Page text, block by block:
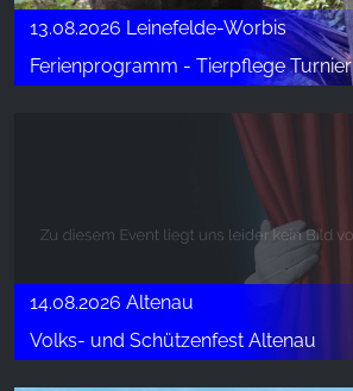
13.08.2026 Leinefelde-Worbis
Ferienprogramm - Tierpflege Turnier
14.08.2026 Altenau
Volks- und Schützenfest Altenau